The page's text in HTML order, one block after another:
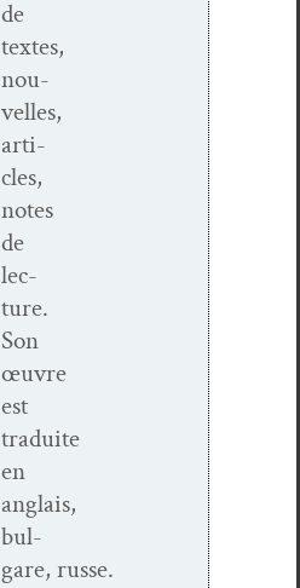
de
textes,
nou­
velles,
arti­
cles,
notes
de
lec­
ture.
Son
œuvre
est
traduite
en
anglais,
bul­
gare, russe.